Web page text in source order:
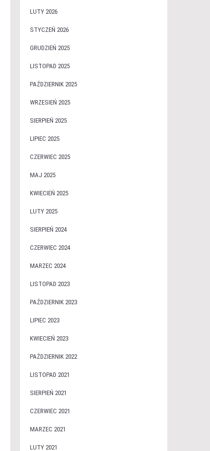
LUTY 2026
STYCZEŃ 2026
GRUDZIEŃ 2025
LISTOPAD 2025
PAŹDZIERNIK 2025
WRZESIEŃ 2025
SIERPIEŃ 2025
LIPIEC 2025
CZERWIEC 2025
MAJ 2025
KWIECIEŃ 2025
LUTY 2025
SIERPIEŃ 2024
CZERWIEC 2024
MARZEC 2024
LISTOPAD 2023
PAŹDZIERNIK 2023
LIPIEC 2023
KWIECIEŃ 2023
PAŹDZIERNIK 2022
LISTOPAD 2021
SIERPIEŃ 2021
CZERWIEC 2021
MARZEC 2021
LUTY 2021